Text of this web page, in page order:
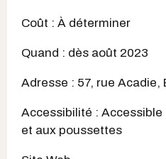
Coût : À déterminer
Quand : dès août 2023
Adresse : 57, rue Acadie,
Accessibilité :
et aux poussettes